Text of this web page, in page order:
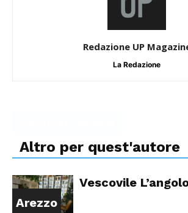
Redazione UP
La Redazione
Altro per quest'autore
Arezzo
Vescovile